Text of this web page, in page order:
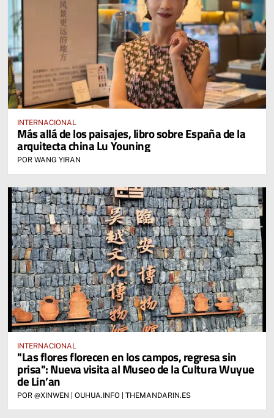
INTERNACIONAL
Más allá de los paisajes, libro sobre España de la
arquitecta china Lu Youning
POR WANG YIRAN
INTERNACIONAL
"Las flores florecen en los campos, regresa sin
prisa": Nueva visita al Museo de la Cultura Wuyue
de Lin’an
POR @XINWEN | OUHUA.INFO | THEMANDARIN.ES